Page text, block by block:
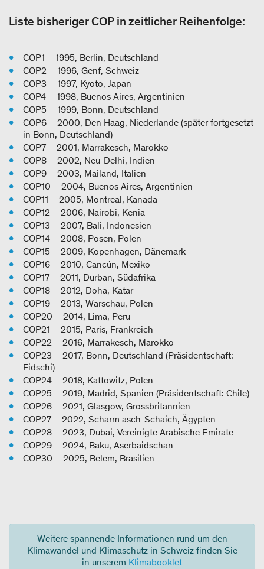
Liste bisheriger COP in zeitlicher Reihenfolge:
COP1 – 1995, Berlin, Deutschland
COP2 – 1996, Genf, Schweiz
COP3 – 1997, Kyoto, Japan
COP4 – 1998, Buenos Aires, Argentinien
COP5 – 1999, Bonn, Deutschland
COP6 – 2000, Den Haag, Niederlande (später fortgesetzt
in Bonn, Deutschland)
COP7 – 2001, Marrakesch, Marokko
COP8 – 2002, Neu-Delhi, Indien
COP9 – 2003, Mailand, Italien
COP10 – 2004, Buenos Aires, Argentinien
COP11 – 2005, Montreal, Kanada
COP12 – 2006, Nairobi, Kenia
COP13 – 2007, Bali, Indonesien
COP14 – 2008, Posen, Polen
COP15 – 2009, Kopenhagen, Dänemark
COP16 – 2010, Cancún, Mexiko
COP17 – 2011, Durban, Südafrika
COP18 – 2012, Doha, Katar
COP19 – 2013, Warschau, Polen
COP20 – 2014, Lima, Peru
COP21 – 2015, Paris, Frankreich
COP22 – 2016, Marrakesch, Marokko
COP23 – 2017, Bonn, Deutschland (Präsidentschaft:
Fidschi)
COP24 – 2018, Kattowitz, Polen
COP25 – 2019, Madrid, Spanien (Präsidentschaft: Chile)
COP26 – 2021, Glasgow, Grossbritannien
COP27 – 2022, Scharm asch-Schaich, Ägypten
COP28 – 2023, Dubai, Vereinigte Arabische Emirate
COP29 – 2024, Baku, Aserbaidschan
COP30 – 2025, Belem, Brasilien
Weitere spannende Informationen rund um den
Klimawandel und Klimaschutz in Schweiz finden Sie
in unserem Klimabooklet